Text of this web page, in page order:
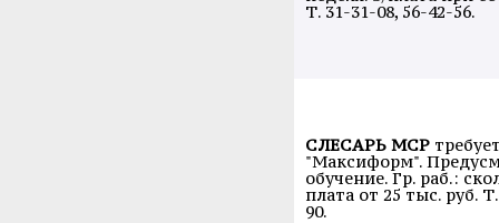
Т. 31-31-08, 56-42-56.
СЛЕСАРЬ МСР
"Максиформ".
обучение. Гр. раб.:
плата от 25 тыс. руб.
90.